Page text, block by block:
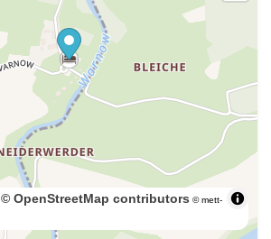
© OpenStreetMap contributors © mett-